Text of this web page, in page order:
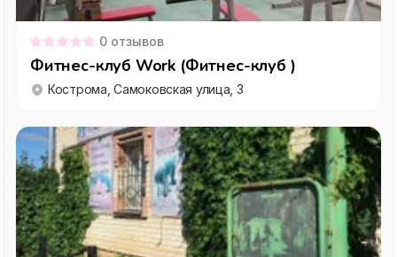
0 отзывов
Фитнес-клуб Work (Фитнес-клуб )
Кострома, Самоковская улица, 3